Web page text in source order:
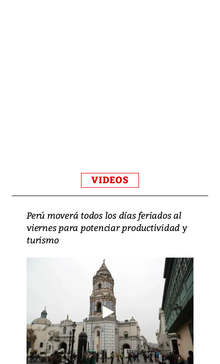
VIDEOS
Perú moverá todos los días feriados al
viernes para potenciar productividad y
turismo